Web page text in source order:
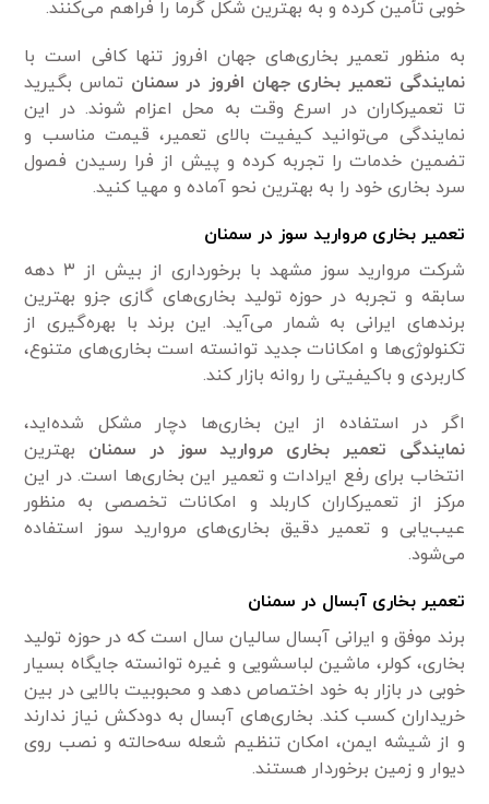
خوبی تأمین کرده و به بهترین شکل گرما را فراهم می‌کنند.
به منظور تعمیر بخاری‌های جهان افروز تنها کافی است با
نمایندگی تعمیر بخاری جهان افروز در سمنان تماس بگیرید
تا تعمیرکاران در اسرع وقت به محل اعزام شوند. در این
نمایندگی می‌توانید کیفیت بالای تعمیر، قیمت مناسب و
تضمین خدمات را تجربه کرده و پیش از فرا رسیدن فصول
سرد بخاری خود را به بهترین نحو آماده و مهیا کنید.
تعمیر بخاری مروارید سوز در سمنان
شرکت مروارید سوز مشهد با برخورداری از بیش از ۳ دهه
سابقه و تجربه در حوزه تولید بخاری‌های گازی جزو بهترین
برند‌های ایرانی به شمار می‌آید. این برند با بهره‌گیری از
تکنولوژی‌ها و امکانات جدید توانسته است بخاری‌های متنوع،
کاربردی و باکیفیتی را روانه بازار کند.
اگر در استفاده از این بخاری‌ها دچار مشکل شده‌اید،
نمایندگی تعمیر بخاری مروارید سوز در سمنان بهترین
انتخاب برای رفع ایرادات و تعمیر این بخاری‌ها است. در این
مرکز از تعمیرکاران کاربلد و امکانات تخصصی به منظور
عیب‌یابی و تعمیر دقیق بخاری‌های مروارید سوز استفاده
می‌شود.
تعمیر بخاری آبسال در سمنان
برند موفق و ایرانی آبسال سالیان سال است که در حوزه تولید
بخاری، کولر، ماشین لباسشویی و غیره توانسته جایگاه بسیار
خوبی در بازار به خود اختصاص دهد و محبوبیت بالایی در بین
خریداران کسب کند. بخاری‌های آبسال به دودکش نیاز ندارند
و از شیشه ایمن، امکان تنظیم شعله سه‌حالته و نصب روی
دیوار و زمین برخوردار هستند.